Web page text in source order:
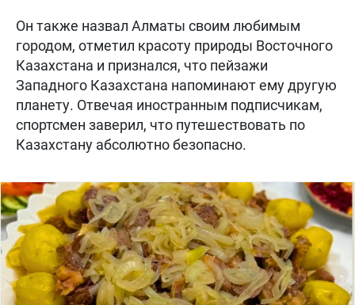
Он также назвал Алматы своим любимым
городом, отметил красоту природы Восточного
Казахстана и признался, что пейзажи
Западного Казахстана напоминают ему другую
планету. Отвечая иностранным подписчикам,
спортсмен заверил, что путешествовать по
Казахстану абсолютно безопасно.